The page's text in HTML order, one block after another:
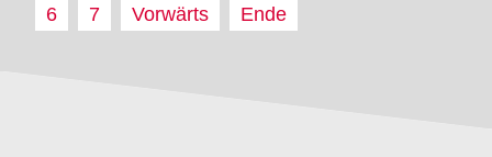
6
7 Vorwärts Ende